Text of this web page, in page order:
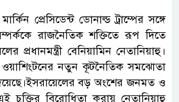
প্রেসিডেন্ট ডোনাল্ড ট্রাম্পের সঙ্গে
রাজনৈতিক শক্তিতে রূপ দিতে
প্রধানমন্ত্রী বেনিয়ামিন নেতানিয়াহু।
ওয়াশিংটনের নতুন কূটনৈতিক সমঝোতা
বড় অংশের জনমত ও
চুক্তির বিরোধিতা করায় নেতানিয়াহু